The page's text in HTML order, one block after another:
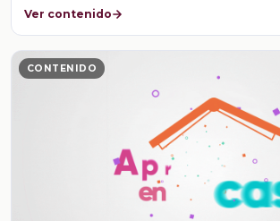
Ver contenido
CONTENIDO